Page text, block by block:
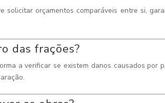
solicitar orçamentos comparáveis entre si,
das frações?
a verificar se existem danos causados por